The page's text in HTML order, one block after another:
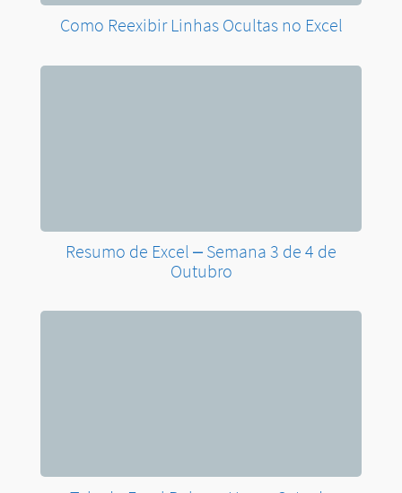
Como Reexibir Linhas Ocultas no Excel
Resumo de Excel – Semana 3 de 4 de
Outubro